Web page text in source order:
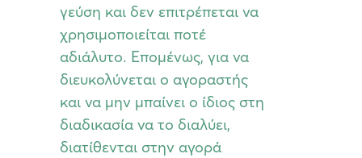
γεύση και δεν επιτρέπεται να
χρησιμοποιείται ποτέ
αδιάλυτο. Επομένως, για να
διευκολύνεται ο αγοραστής
και να μην μπαίνει ο ίδιος στη
διαδικασία να το διαλύει,
διατίθενται στην αγορά